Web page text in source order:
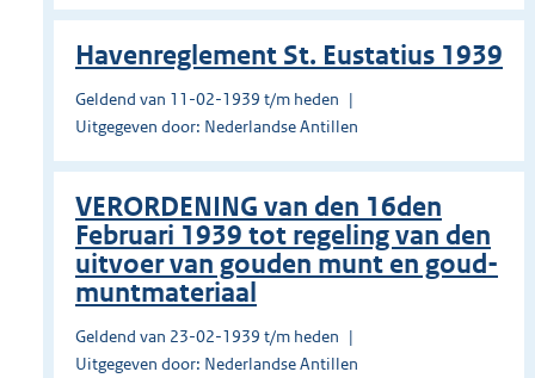
Havenreglement St. Eustatius 1939
Geldend van 11-02-1939 t/m heden
Uitgegeven door: Nederlandse Antillen
VERORDENING van den 16den
Februari 1939 tot regeling van den
uitvoer van gouden munt en goud-
muntmateriaal
Geldend van 23-02-1939 t/m heden
Uitgegeven door: Nederlandse Antillen